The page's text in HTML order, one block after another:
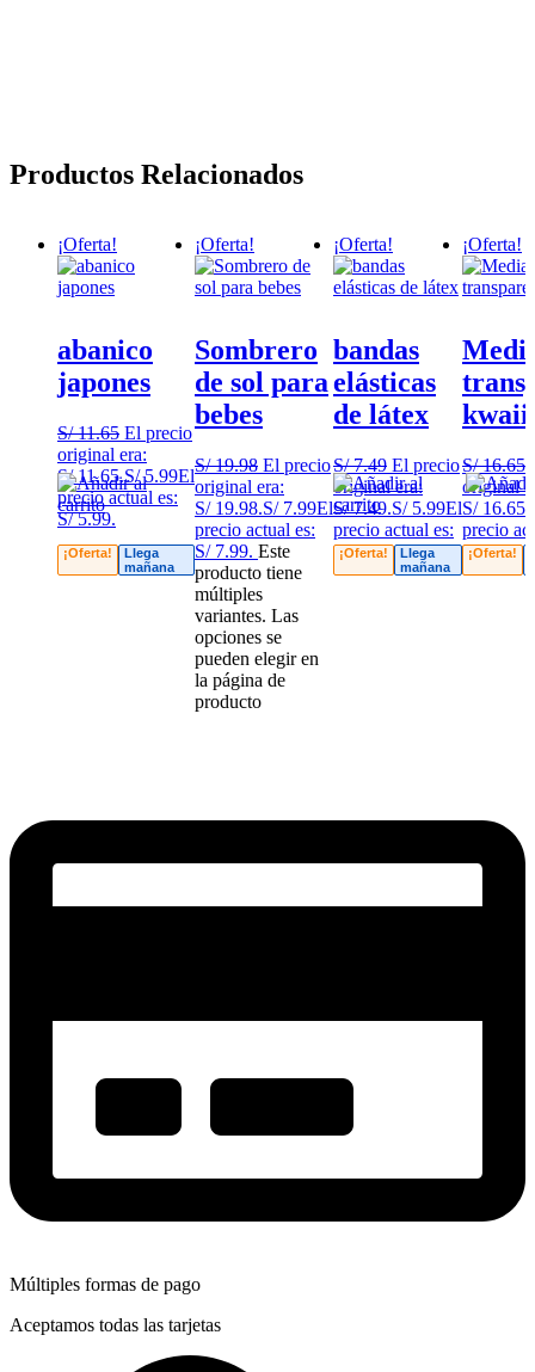
Productos Relacionados
¡Oferta!
Llega
mañana
¡Oferta!
abanico
japones
S/11.65 El precio
original era:
S/ 11.65.S/5.99El
precio actual es:
S/ 5.99.
¡Oferta!
Sombrero
de sol para
bebes
S/19.98 El precio
original era:
S/ 19.98.S/7.99El
precio actual es:
S/ 7.99. Este
producto tiene
múltiples
variantes. Las
opciones se
pueden elegir en
la página de
producto
¡Oferta!
Llega
mañana
¡Oferta!
bandas
elásticas
de látex
S/7.49 El precio
original era:
S/ 7.49.S/5.99El
precio actual es:
S/ 5.99.
¡Oferta!
¡Oferta!
kwaii
S/16.65
original
S/ 16.65.
precio
S/ 6.99.
Múltiples formas de pago
Aceptamos todas las tarjetas